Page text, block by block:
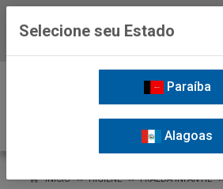
INÍCIO HIGIENE
FRALDA INFANTIL
Selecione seu Estado
Paraíba
Alagoas